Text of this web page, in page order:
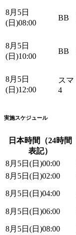
8月5日
(日)08:00
BB
8月5日
(日)10:00
BB
8月5日
(日)12:00
スマ
4
実施スケジュール
日本時間（24時間
表記）
8月5日(日)00:00
8月5日(日)02:00
8月5日(日)04:00
8月5日(日)06:00
8月5日(日)08:00